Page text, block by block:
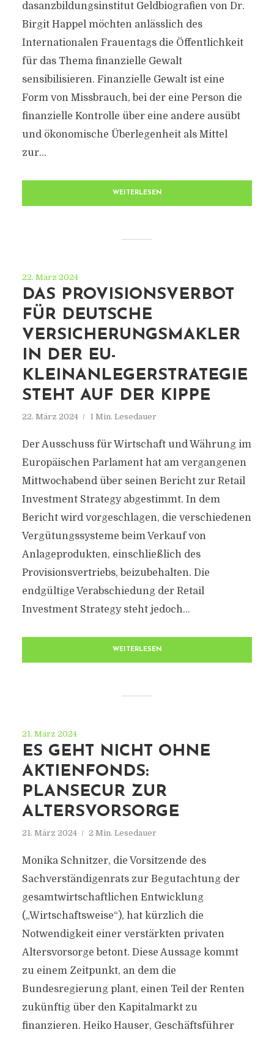
dasanzbildungsinstitut Geldbiografien von Dr.
Birgit Happel möchten anlässlich des
Internationalen Frauentags die Öffentlichkeit
für das Thema finanzielle Gewalt
sensibilisieren. Finanzielle Gewalt ist eine
Form von Missbrauch, bei der eine Person die
finanzielle Kontrolle über eine andere ausübt
und ökonomische Überlegenheit als Mittel
zur...
WEITERLESEN
22. März 2024
DAS PROVISIONSVERBOT
FÜR DEUTSCHE
VERSICHERUNGSMAKLER
IN DER EU-
KLEINANLEGERSTRATEGIE
STEHT AUF DER KIPPE
22. März 2024 1 Min. Lesedauer
Der Ausschuss für Wirtschaft und Währung im
Europäischen Parlament hat am vergangenen
Mittwochabend über seinen Bericht zur Retail
Investment Strategy abgestimmt. In dem
Bericht wird vorgeschlagen, die verschiedenen
Vergütungssysteme beim Verkauf von
Anlageprodukten, einschließlich des
Provisionsvertriebs, beizubehalten. Die
endgültige Verabschiedung der Retail
Investment Strategy steht jedoch...
WEITERLESEN
21. März 2024
ES GEHT NICHT OHNE
AKTIENFONDS:
PLANSECUR ZUR
ALTERSVORSORGE
21. März 2024 2 Min. Lesedauer
Monika Schnitzer, die Vorsitzende des
Sachverständigenrats zur Begutachtung der
gesamtwirtschaftlichen Entwicklung
(„Wirtschaftsweise“), hat kürzlich die
Notwendigkeit einer verstärkten privaten
Altersvorsorge betont. Diese Aussage kommt
zu einem Zeitpunkt, an dem die
Bundesregierung plant, einen Teil der Renten
zukünftig über den Kapitalmarkt zu
finanzieren. Heiko Hauser, Geschäftsführer